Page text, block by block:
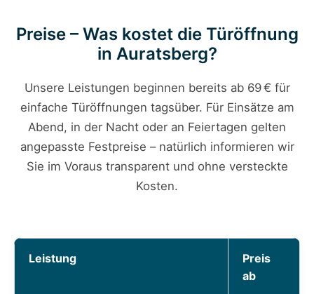
Preise – Was kostet die Türöffnung
in Auratsberg?
Unsere Leistungen beginnen bereits ab 69 € für
einfache Türöffnungen tagsüber. Für Einsätze am
Abend, in der Nacht oder an Feiertagen gelten
angepasste Festpreise – natürlich informieren wir
Sie im Voraus transparent und ohne versteckte
Kosten.
Leistung
Preis
ab